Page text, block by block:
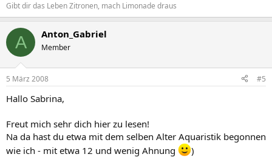
Gibt dir das Leben Zitronen, mach Limonade draus
A Anton_Gabriel
Member
5 März 2008 #5
Hallo Sabrina,
Freut mich sehr dich hier zu lesen!
Na da hast du etwa mit dem selben Alter Aquaristik begonnen
wie ich - mit etwa 12 und wenig Ahnung
)